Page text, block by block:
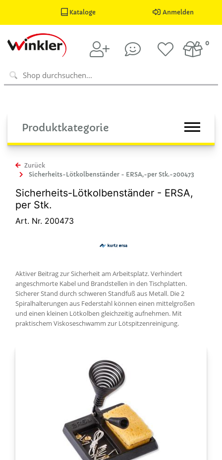
Kataloge Anmelden
0
Produktkategorie
Zurück
Sicherheits-Lötkolbenständer - ERSA,-per Stk.-200473
Sicherheits-Lötkolbenständer - ERSA,
per Stk.
Art. Nr. 200473
Aktiver Beitrag zur Sicherheit am Arbeitsplatz. Verhindert
angeschmorte Kabel und Brandstellen in den Tischplatten.
Sicherer Stand durch schweren Standfuß aus Metall. Die 2
Spiralhalterungen aus Federstahl können einen mittelgroßen
und einen kleinen Lötkolben gleichzeitig aufnehmen. Mit
praktischem Viskoseschwamm zur Lötspitzenreinigung.